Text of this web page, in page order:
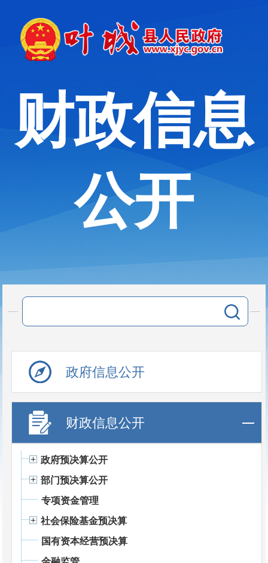
财政信息
公开
政府信息公开
财政信息公开
政府预决算公开
部门预决算公开
专项资金管理
社会保险基金预决算
国有资本经营预决算